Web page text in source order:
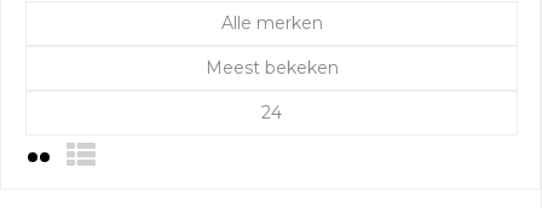
Alle merken
Meest bekeken
24